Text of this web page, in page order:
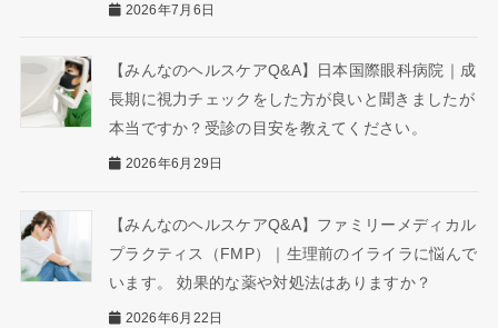
2026年7月6日
【みんなのヘルスケアQ&A】日本国際眼科病院｜成
長期に視力チェックをした方が良いと聞きましたが
本当ですか？受診の目安を教えてください。
2026年6月29日
【みんなのヘルスケアQ&A】ファミリーメディカル
プラクティス（FMP）｜生理前のイライラに悩んで
います。 効果的な薬や対処法はありますか？
2026年6月22日